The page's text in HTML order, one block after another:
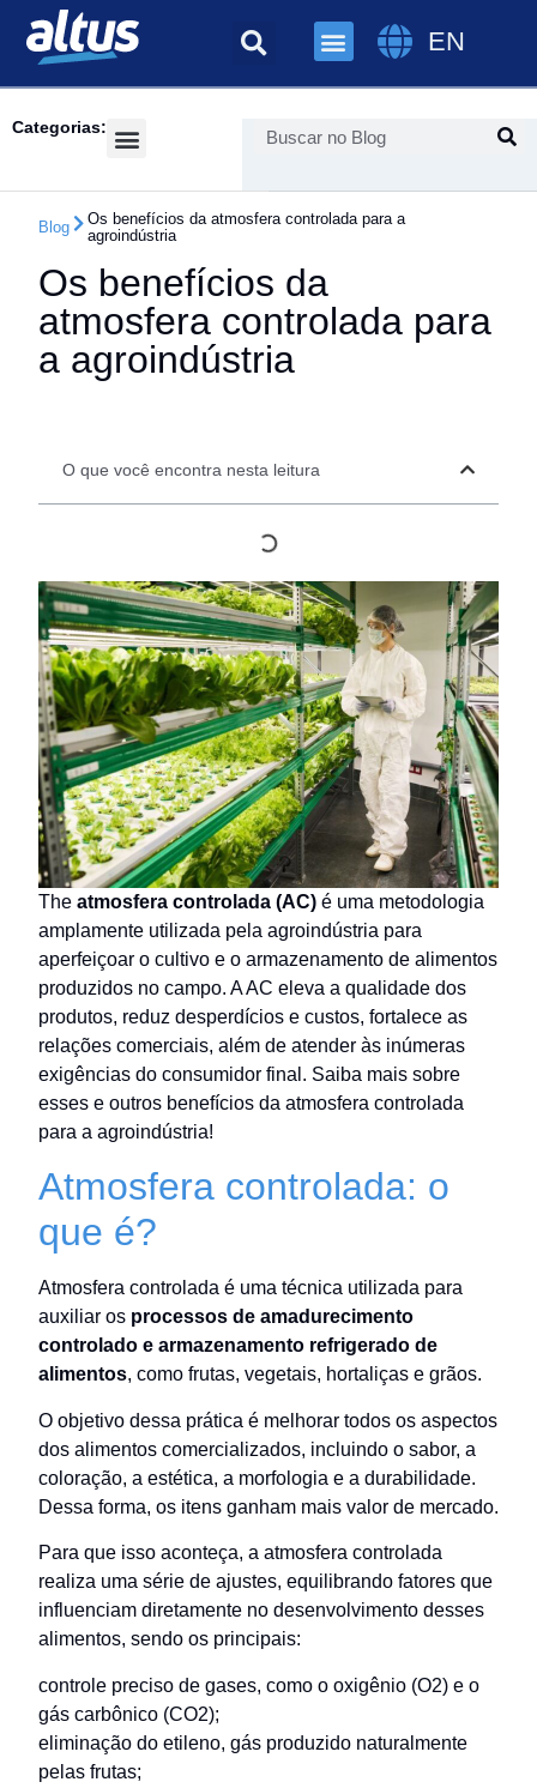
EN
Categorias:
Blog
Os benefícios da atmosfera controlada para a
agroindústria
Os benefícios da
atmosfera controlada para
a agroindústria
O que você encontra nesta leitura
The atmosfera controlada (AC) é uma metodologia
amplamente utilizada pela agroindústria para
aperfeiçoar o cultivo e o armazenamento de alimentos
produzidos no campo. A AC eleva a qualidade dos
produtos, reduz desperdícios e custos, fortalece as
relações comerciais, além de atender às inúmeras
exigências do consumidor final. Saiba mais sobre
esses e outros benefícios da atmosfera controlada
para a agroindústria!
Atmosfera controlada: o
que é?
Atmosfera controlada é uma técnica utilizada para
auxiliar os processos de amadurecimento
controlado e armazenamento refrigerado de
alimentos, como frutas, vegetais, hortaliças e grãos.
O objetivo dessa prática é melhorar todos os aspectos
dos alimentos comercializados, incluindo o sabor, a
coloração, a estética, a morfologia e a durabilidade.
Dessa forma, os itens ganham mais valor de mercado.
Para que isso aconteça, a atmosfera controlada
realiza uma série de ajustes, equilibrando fatores que
influenciam diretamente no desenvolvimento desses
alimentos, sendo os principais:
controle preciso de gases, como o oxigênio (O2) e o
gás carbônico (CO2);
eliminação do etileno, gás produzido naturalmente
pelas frutas;